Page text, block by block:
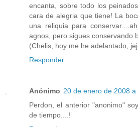
encanta, sobre todo los
cara de alegria que tiene! La
una reliquia para
agnos, pero sigues conservando
(Chelis, hoy me he adelantado,
Responder
Anónimo 20 de enero de 2008 a
Perdon, el anterior "anonimo"
de tiempo....!